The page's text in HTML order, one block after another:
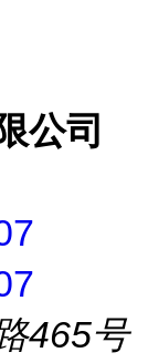
公司
465号